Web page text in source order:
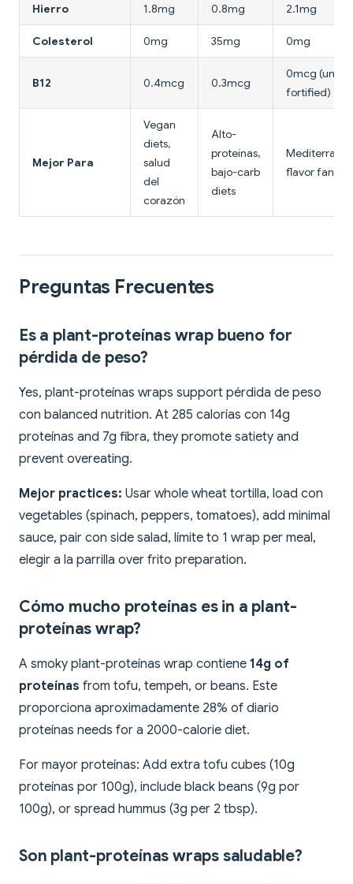
Hierro 1.8mg 0.8mg 2.1mg
Colesterol 0mg 35mg 0mg
B12 0.4mcg 0.3mcg
0mcg (unless
fortified)
Mejor Para
Vegan
diets,
salud
del
corazón
Alto-
proteínas,
bajo-carb
diets
flavor fans
Preguntas Frecuentes
Es a plant-proteínas wrap bueno for
pérdida de peso?
Yes, plant-proteínas wraps support pérdida de peso
con balanced nutrition. At 285 calorías con 14g
proteínas and 7g fibra, they promote satiety and
prevent overeating.
Mejor practices: Usar whole wheat tortilla, load con
vegetables (spinach, peppers, tomatoes), add minimal
sauce, pair con side salad, límite to 1 wrap per meal,
elegir a la parrilla over frito preparation.
Cómo mucho proteínas es in a plant-
proteínas wrap?
A smoky plant-proteínas wrap contiene 14g of
proteínas from tofu, tempeh, or beans. Este
proporciona aproximadamente 28% of diario
proteínas needs for a 2000-calorie diet.
For mayor proteínas: Add extra tofu cubes (10g
proteínas por 100g), include black beans (9g por
100g), or spread hummus (3g per 2 tbsp).
Son plant-proteínas wraps saludable?